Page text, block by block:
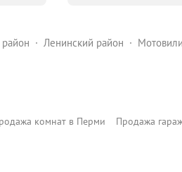
Ленинский район
комнат в Перми Продажа